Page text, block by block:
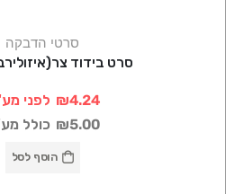
סרטי הדבקה
סרט בידוד
₪4.24 לפני
₪5.00 כולל
הוסף לסל